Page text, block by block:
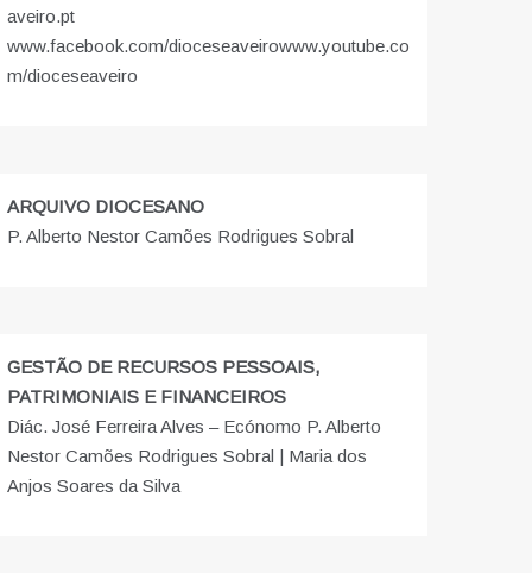
aveiro.pt
www.facebook.com/dioceseaveirowww.youtube.co
m/dioceseaveiro
ARQUIVO DIOCESANO
P. Alberto Nestor Camões Rodrigues Sobral
GESTÃO DE RECURSOS PESSOAIS,
PATRIMONIAIS E FINANCEIROS
Diác. José Ferreira Alves – Ecónomo P. Alberto
Nestor Camões Rodrigues Sobral | Maria dos
Anjos Soares da Silva